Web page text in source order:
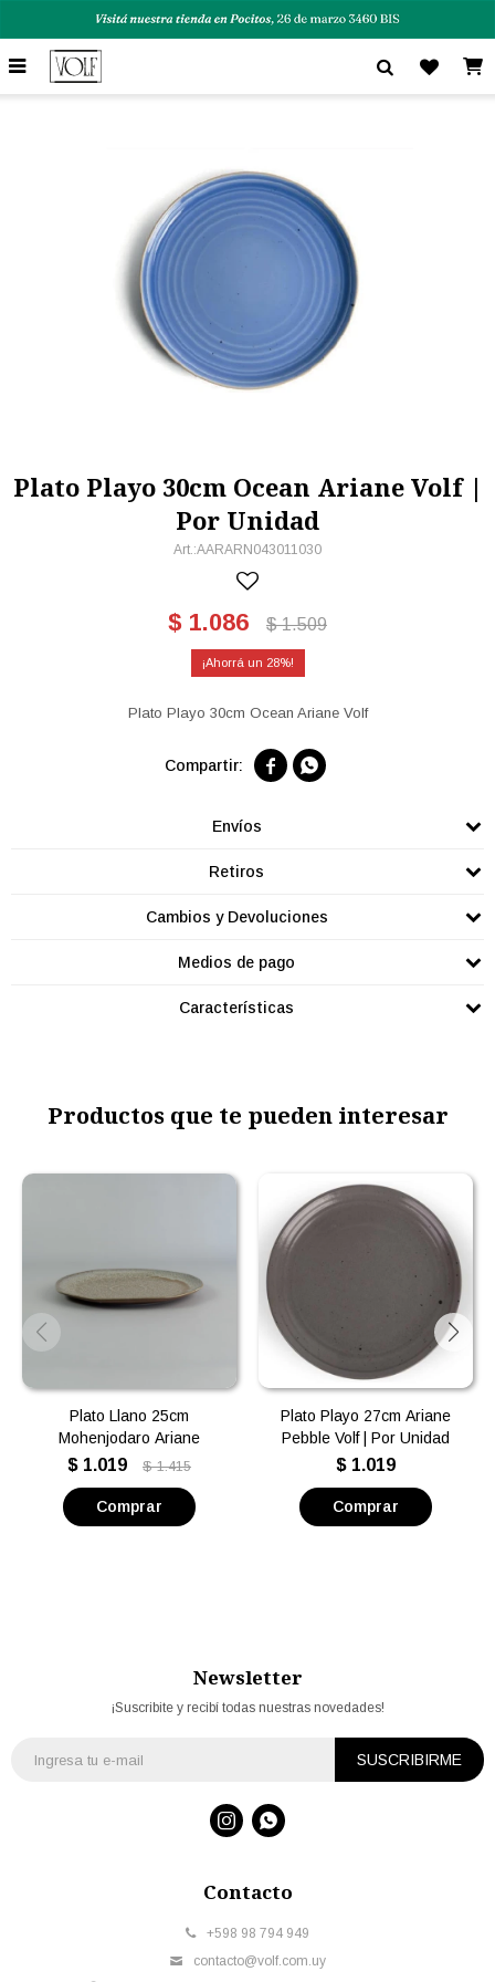

Plato Playo 30cm Ocean Ariane Volf |
Por Unidad
AARARN043011030
$ 1.086 $ 1.509
28
Plato Playo 30cm Ocean Ariane Volf
 
Envíos
Retiros
Cambios y Devoluciones
Medios de pago
Características
Productos que te pueden interesar
Plato Llano 25cm
Mohenjodaro Ariane
$ 1.019 $ 1.415
Plato Playo 27cm Ariane
Pebble Volf | Por Unidad
$ 1.019
Contacto
+598 98 794 949
contacto@volf.com.uy
Newsletter
¡Suscribite y recibí todas nuestras novedades!
SUSCRIBIRME
 